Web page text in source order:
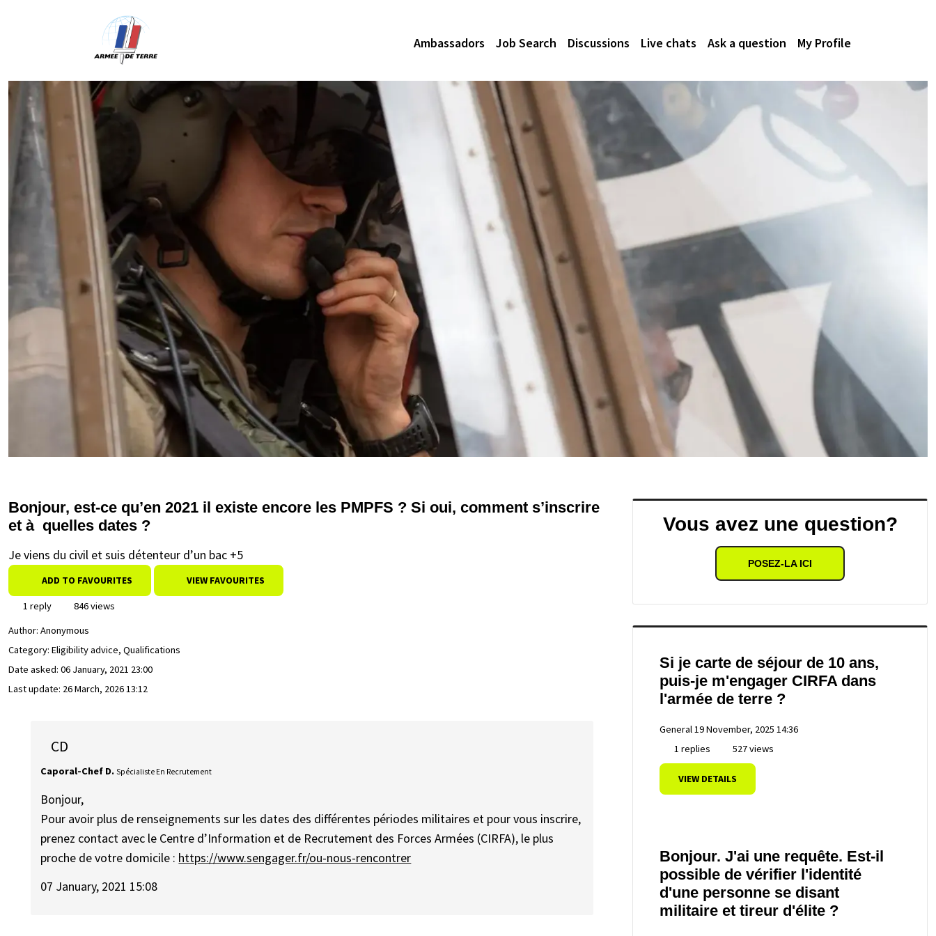
Ambassadors Job Search Discussions Live chats Ask a question My Profile
Bonjour, est-ce qu’en 2021 il existe encore les PMPFS ? Si oui, comment s’inscrire
et à quelles dates ?
Je viens du civil et suis détenteur d’un bac +5
ADD TO FAVOURITES VIEW FAVOURITES
1 reply
846 views
Author: Anonymous
Category: Eligibility advice, Qualifications
Date asked: 06 January, 2021 23:00
Last update: 26 March, 2026 13:12
CD
Caporal-Chef D. Spécialiste En Recrutement
Bonjour,
Pour avoir plus de renseignements sur les dates des différentes périodes militaires et pour vous inscrire,
prenez contact avec le Centre d’Information et de Recrutement des Forces Armées (CIRFA), le plus
proche de votre domicile : https://www.sengager.fr/ou-nous-rencontrer
07 January, 2021 15:08
Vous avez une question?
POSEZ-LA ICI
Si je carte de séjour de 10 ans,
puis-je m'engager CIRFA dans
l'armée de terre ?
General19 November, 2025 14:36
1 replies
527 views
VIEW DETAILS
Bonjour. J'ai une requête. Est-il
possible de vérifier l'identité
d'une personne se disant
militaire et tireur d'élite ?